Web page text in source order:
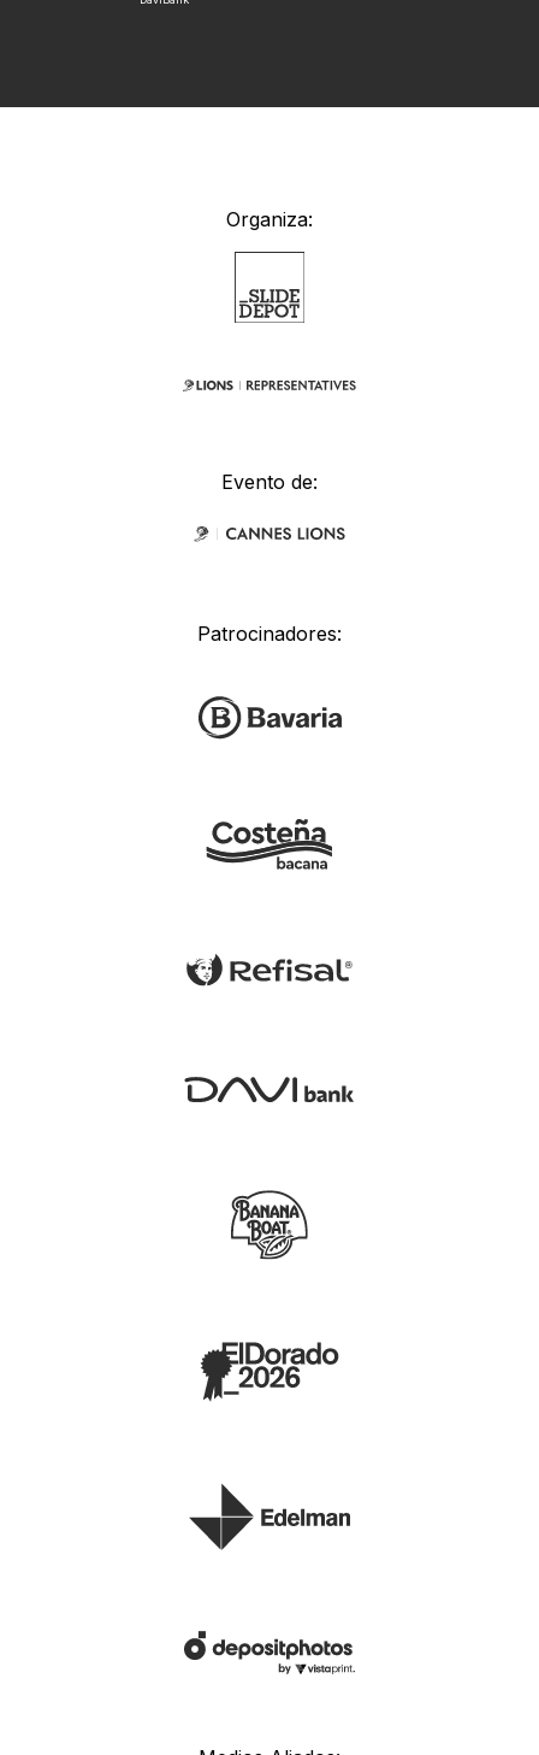
Organiza:
Evento de:
Patrocinadores: